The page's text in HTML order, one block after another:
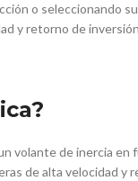
o seleccionando
y retorno de
volante de inercia en
de alta velocidad y